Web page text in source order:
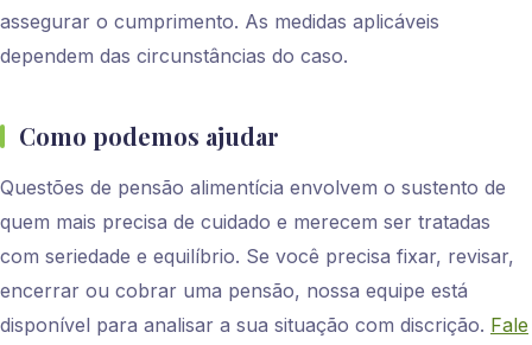
assegurar o cumprimento. As medidas aplicáveis
dependem das circunstâncias do caso.
Como podemos ajudar
Questões de pensão alimentícia envolvem o sustento de
quem mais precisa de cuidado e merecem ser tratadas
com seriedade e equilíbrio. Se você precisa fixar, revisar,
encerrar ou cobrar uma pensão, nossa equipe está
disponível para analisar a sua situação com discrição. Fale